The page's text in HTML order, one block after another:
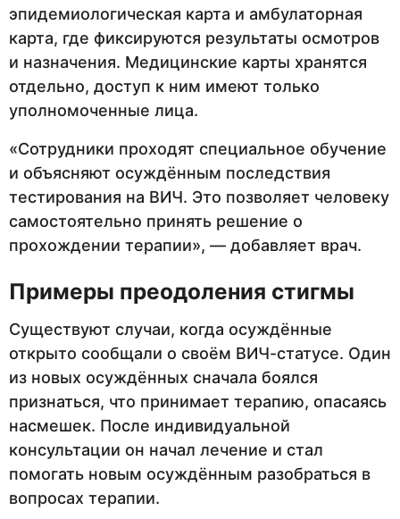
эпидемиологическая карта и амбулаторная
карта, где фиксируются результаты осмотров
и назначения. Медицинские карты хранятся
отдельно, доступ к ним имеют только
уполномоченные лица.
«Сотрудники проходят специальное обучение
и объясняют осуждённым последствия
тестирования на ВИЧ. Это позволяет человеку
самостоятельно принять решение о
прохождении терапии», — добавляет врач.
Примеры преодоления стигмы
Существуют случаи, когда осуждённые
открыто сообщали о своём ВИЧ-статусе. Один
из новых осуждённых сначала боялся
признаться, что принимает терапию, опасаясь
насмешек. После индивидуальной
консультации он начал лечение и стал
помогать новым осуждённым разобраться в
вопросах терапии.